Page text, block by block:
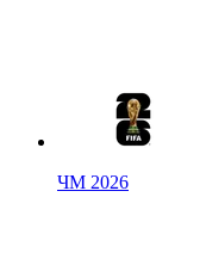
ЧМ 2026